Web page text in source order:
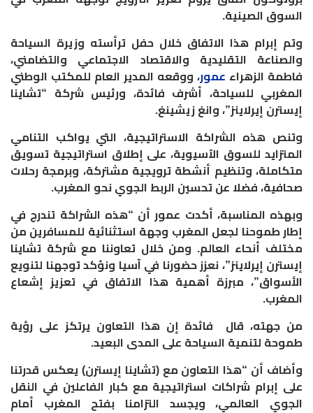
السوق الصينية.
وتم إبرام هذا الاتفاق خلال حفل ترأسته وزيرة السياحة
والصناعة التقليدية والاقتصاد الاجتماعي والتضامني،
فاطمة الزهراء عمور، ووقعه المدير العام للمكتب الوطني
المغربي للسياحة، أشرف فائدة، ورئيس شركة “تشاينا
إيسترن إيرلاينز”، وانغ زيشينغ.
وتنص هذه الشراكة الاستراتيجية، التي يواكب التنامي
المتزايد للسوق الآسيوية، على إطلاق استراتيجية تسويق
متكاملة، وتنظيم أنشطة ترويجية مشتركة، وبرمجة رحلات
صحافية، فضلا عن تحسين الربط الجوي نحو المغرب.
وبهذه المناسبة، أكدت عمور أن “هذه الشراكة تندرج في
إطار طموحنا لجعل المغرب وجهة استثنائية للمسافرين من
مختلف أنحاء العالم. ومن خلال تعاوننا مع شركة تشاينا
إيسترن إيرلاينز”، نعزز حضورنا في آسيا ونؤكد توجهنا لتنويع
الأسواق”، مبرزة أهمية هذا الاتفاق في تعزيز إشعاع
المغرب.
من جهته، قال فائدة إن هذا التعاون يرتكز على رؤية
طموحة لتنمية السياحة على المدى البعيد.
وأضاف أن “هذا التعاون مع (تشاينا إيسترن) يعكس قدرتنا
على إبرام شراكات استراتيجية مع كبار الفاعلين في النقل
الجوي العالمي، ويجسد التزامنا بفتح المغرب أمام